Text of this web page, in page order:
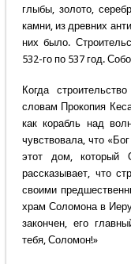
глыбы, золото,
камни, из древних
них было.
532-го по 537 год.
Когда
словам Прокопия
как корабль над
чувствовала, что
этот дом, который
рассказывает, что
своими
храм Соломона в
закончен, его
тебя, Соломон!»